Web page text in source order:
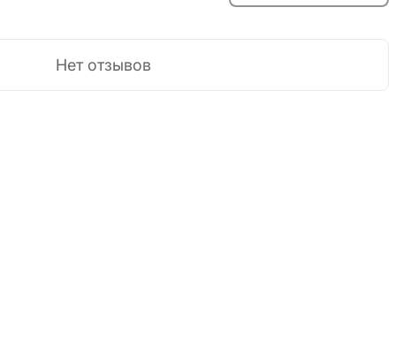
Нет отзывов